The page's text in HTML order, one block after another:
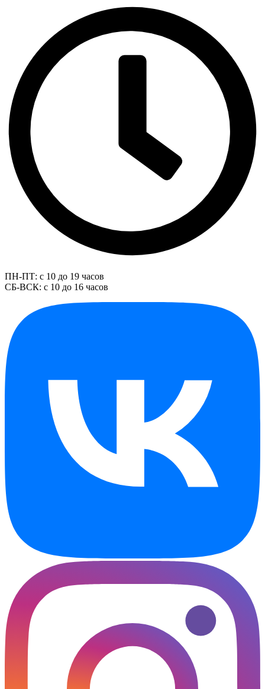
ПН-ПТ: с 10 до 19 часов
СБ-ВСК: с 10 до 16 часов